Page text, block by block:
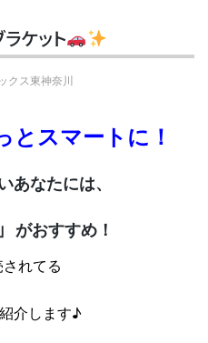
ケット
クス東神奈川
とスマートに！
あなたには、
」 がおすすめ！
れてる
介します♪